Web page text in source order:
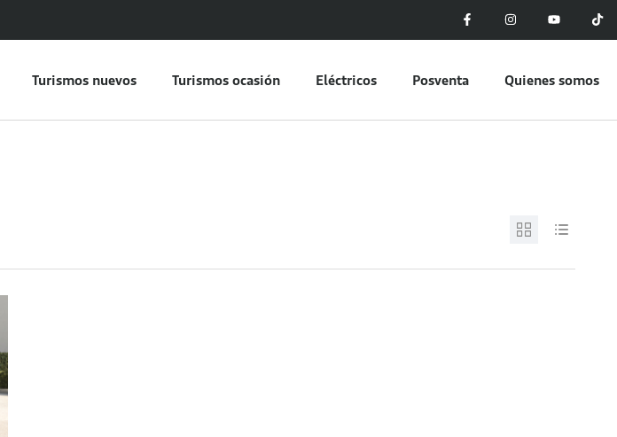
Turismos nuevos Turismos ocasión Eléctricos Posventa Quienes somos